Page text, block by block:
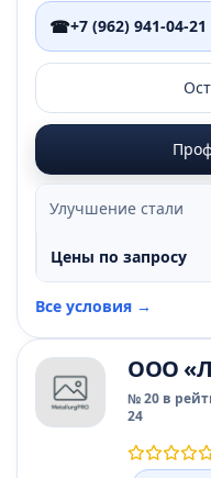
☎+7 (962) 941-04-21
Улучшение стали
Цены по запросу
Все условия →
ООО
№ 20 в
24